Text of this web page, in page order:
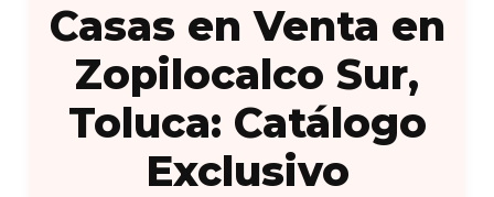
Casas en Venta en
Zopilocalco Sur,
Toluca: Catálogo
Exclusivo